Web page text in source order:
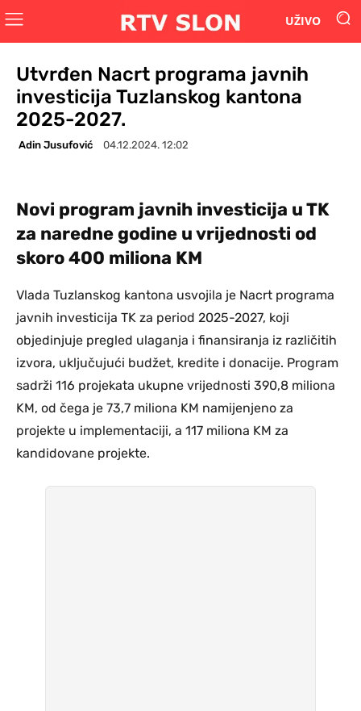
UŽIVO
Utvrđen Nacrt programa javnih
investicija Tuzlanskog kantona
2025-2027.
Adin Jusufović 04.12.2024. 12:02
Novi program javnih investicija u TK
za naredne godine u vrijednosti od
skoro 400 miliona KM
Vlada Tuzlanskog kantona usvojila je Nacrt programa
javnih investicija TK za period 2025-2027, koji
objedinjuje pregled ulaganja i finansiranja iz različitih
izvora, uključujući budžet, kredite i donacije. Program
sadrži 116 projekata ukupne vrijednosti 390,8 miliona
KM, od čega je 73,7 miliona KM namijenjeno za
projekte u implementaciji, a 117 miliona KM za
kandidovane projekte.